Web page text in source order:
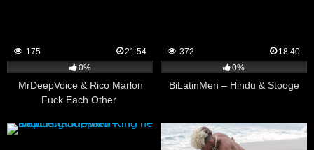
175
21:54
0%
MrDeepVoice & Rico Marlon
Fuck Each Other
372
18:40
0%
BiLatinMen – Hindu & Stooge